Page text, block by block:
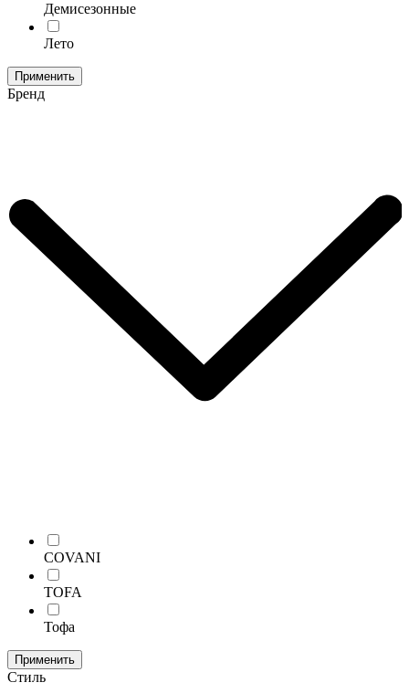
Демисезонные
Лето
Применить
Бренд
COVANI
TOFA
Тофа
Применить
Стиль